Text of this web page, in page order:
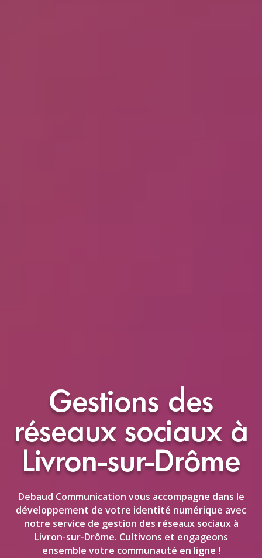
Gestions des
réseaux sociaux à
Livron-sur-Drôme
Debaud Communication vous accompagne dans le
développement de votre identité numérique avec
notre service de gestion des réseaux sociaux à
Livron-sur-Drôme. Cultivons et engageons
ensemble votre communauté en ligne !